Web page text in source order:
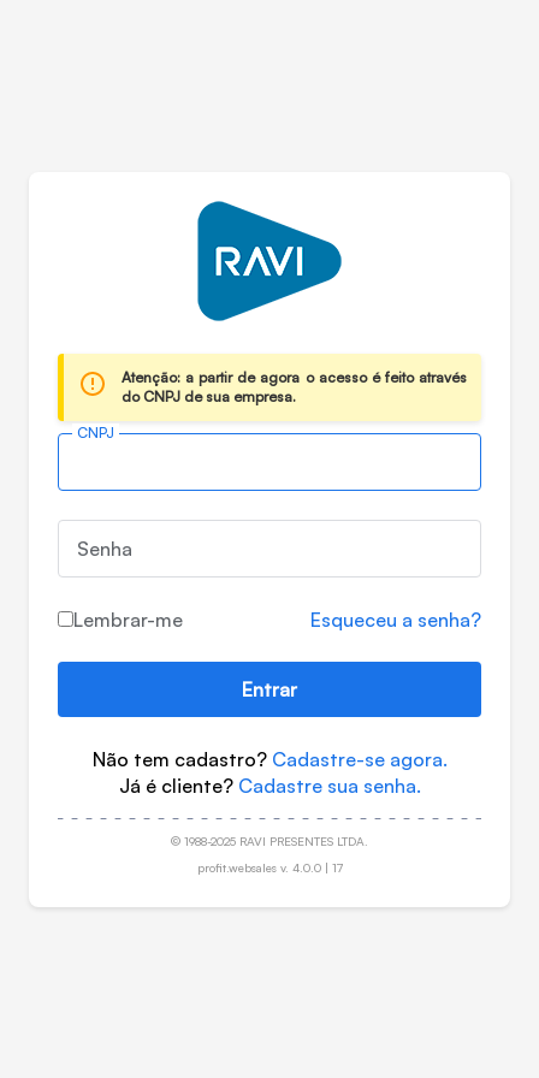
Atenção: a partir de agora o acesso é feito através
do CNPJ de sua empresa.
CNPJ
Senha
Lembrar-me Esqueceu a senha?
Entrar
Não tem cadastro? Cadastre-se agora.
Já é cliente? Cadastre sua senha.
© 1988-2025 RAVI PRESENTES LTDA.
profit.websales v. 4.0.0 | 17